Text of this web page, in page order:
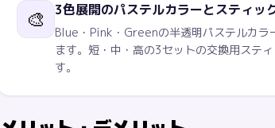
🎨 3色展開のパステルカラーとスティッ
Blue・Pink・Greenの半透明パステルカラ
ます。短・中・高の3セットの交換用ステ
す。